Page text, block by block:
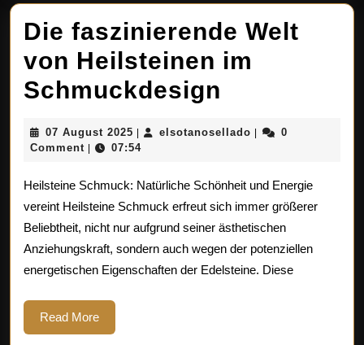
Die faszinierende Welt
von Heilsteinen im
Schmuckdesign
Welt
von
Heilsteinen
im
07 August 2025 07
August
| elsotanosellado elsotanosellado
|
0
Comment | 07:54
Heilsteine Schmuck: Natürliche Schönheit und Energie
vereint Heilsteine Schmuck erfreut sich immer größerer
Beliebtheit, nicht nur aufgrund seiner ästhetischen
Anziehungskraft, sondern auch wegen der potenziellen
energetischen Eigenschaften der Edelsteine. Diese
Read MoreRead
More